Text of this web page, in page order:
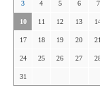
3 4 5 6 7
10 11 12 13
17 18 19 20 21
24 25 26 27
31